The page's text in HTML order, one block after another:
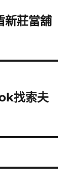
新莊當舖
找索夫